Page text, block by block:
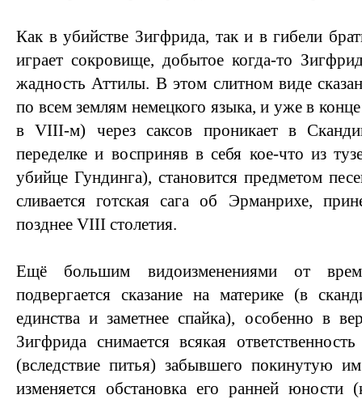
Как в убийстве Зигфрида, так и в гибели
играет сокровище, добытое когда-то
жадность Аттилы. В этом слитном виде
по всем землям немецкого языка, и уже в
в VIII-м) через саксов проникает в
переделке и восприняв в себя кое-что из
убийце Гундинга), становится предметом
сливается готская сага об Эрманрихе,
позднее VIII столетия.
Ещё большим видоизменениями от
подвергается сказание на материке (в
единства и заметнее спайка), особенно в
Зигфрида снимается всякая
(вследствие питья) забывшего покинутую
изменяется обстановка его ранней юности